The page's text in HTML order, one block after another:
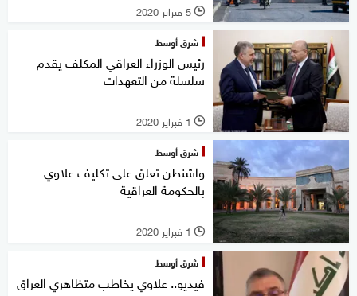
l 5 فبراير 2020
شرق أوسط
رئيس الوزراء العراقي المكلف يقدم
سلسلة من التعهدات
l 1 فبراير 2020
شرق أوسط
واشنطن تعلق على تكليف علاوي
بالحكومة العراقية
l 1 فبراير 2020
شرق أوسط
فيديو.. علاوي يخاطب متظاهري العراق